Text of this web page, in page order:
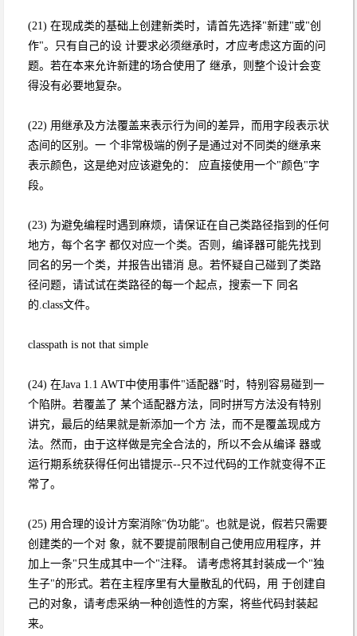
(21) 在现成类的基础上创建新类时，请首先选择"新建"或"创
作"。只有自己的设 计要求必须继承时，才应考虑这方面的问
题。若在本来允许新建的场合使用了 继承，则整个设计会变
得没有必要地复杂。
(22) 用继承及方法覆盖来表示行为间的差异，而用字段表示状
态间的区别。一 个非常极端的例子是通过对不同类的继承来
表示颜色，这是绝对应该避免的： 应直接使用一个"颜色"字
段。
(23) 为避免编程时遇到麻烦，请保证在自己类路径指到的任何
地方，每个名字 都仅对应一个类。否则，编译器可能先找到
同名的另一个类，并报告出错消 息。若怀疑自己碰到了类路
径问题，请试试在类路径的每一个起点，搜索一下 同名
的.class文件。
classpath is not that simple
(24) 在Java 1.1 AWT中使用事件"适配器"时，特别容易碰到一
个陷阱。若覆盖了 某个适配器方法，同时拼写方法没有特别
讲究，最后的结果就是新添加一个方 法，而不是覆盖现成方
法。然而，由于这样做是完全合法的，所以不会从编译 器或
运行期系统获得任何出错提示--只不过代码的工作就变得不正
常了。
(25) 用合理的设计方案消除"伪功能"。也就是说，假若只需要
创建类的一个对 象，就不要提前限制自己使用应用程序，并
加上一条"只生成其中一个"注释。 请考虑将其封装成一个"独
生子"的形式。若在主程序里有大量散乱的代码，用 于创建自
己的对象，请考虑采纳一种创造性的方案，将些代码封装起
来。